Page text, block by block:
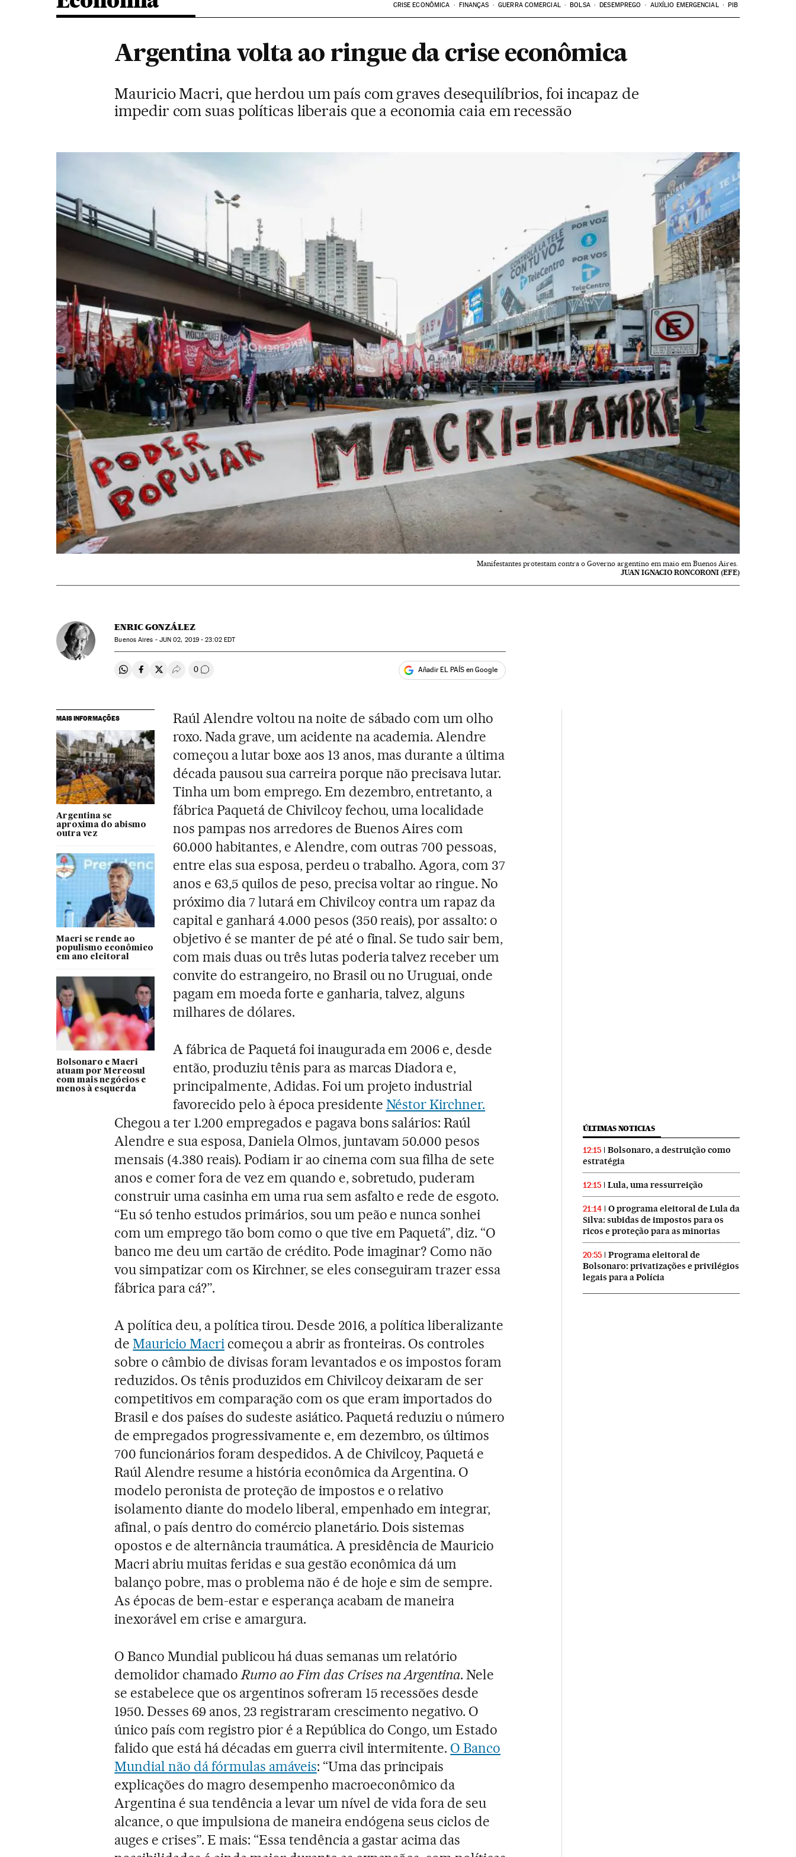
CRISE ECONÔMICA FINANÇAS GUERRA COMERCIAL BOLSA DESEMPREGO AUXÍLIO EMERGENCIAL PIB
Argentina volta ao ringue da crise econômica
Mauricio Macri, que herdou um país com graves desequilíbrios, foi incapaz de
impedir com suas políticas liberais que a economia caia em recessão
Manifestantes protestam contra o Governo argentino em maio em Buenos Aires.
JUAN IGNACIO RONCORONI (EFE)
ENRIC GONZÁLEZ
Buenos Aires - JUN 02, 2019 - 23:02EDT
Compartir en Whatsapp
Compartir en Facebook
Compartir en Twitter
Desplegar Redes Sociales
0 Comentários Añadir EL PAÍS en Google
MAIS INFORMAÇÕES
Argentina se
aproxima do abismo
outra vez
Macri se rende ao
populismo econômico
em ano eleitoral
Bolsonaro e Macri
atuam por Mercosul
com mais negócios e
menos à esquerda
Raúl Alendre voltou na noite de sábado com um olho
roxo. Nada grave, um acidente na academia. Alendre
começou a lutar boxe aos 13 anos, mas durante a última
década pausou sua carreira porque não precisava lutar.
Tinha um bom emprego. Em dezembro, entretanto, a
fábrica Paquetá de Chivilcoy fechou, uma localidade
nos pampas nos arredores de Buenos Aires com
60.000 habitantes, e Alendre, com outras 700 pessoas,
entre elas sua esposa, perdeu o trabalho. Agora, com 37
anos e 63,5 quilos de peso, precisa voltar ao ringue. No
próximo dia 7 lutará em Chivilcoy contra um rapaz da
capital e ganhará 4.000 pesos (350 reais), por assalto: o
objetivo é se manter de pé até o final. Se tudo sair bem,
com mais duas ou três lutas poderia talvez receber um
convite do estrangeiro, no Brasil ou no Uruguai, onde
pagam em moeda forte e ganharia, talvez, alguns
milhares de dólares.
A fábrica de Paquetá foi inaugurada em 2006 e, desde
então, produziu tênis para as marcas Diadora e,
principalmente, Adidas. Foi um projeto industrial
favorecido pelo à época presidente Néstor Kirchner.
Chegou a ter 1.200 empregados e pagava bons salários: Raúl
Alendre e sua esposa, Daniela Olmos, juntavam 50.000 pesos
mensais (4.380 reais). Podiam ir ao cinema com sua filha de sete
anos e comer fora de vez em quando e, sobretudo, puderam
construir uma casinha em uma rua sem asfalto e rede de esgoto.
“Eu só tenho estudos primários, sou um peão e nunca sonhei
com um emprego tão bom como o que tive em Paquetá”, diz. “O
banco me deu um cartão de crédito. Pode imaginar? Como não
vou simpatizar com os Kirchner, se eles conseguiram trazer essa
fábrica para cá?”.
A política deu, a política tirou. Desde 2016, a política liberalizante
deMauricio Macri começou a abrir as fronteiras. Os controles
sobre o câmbio de divisas foram levantados e os impostos foram
reduzidos. Os tênis produzidos em Chivilcoy deixaram de ser
competitivos em comparação com os que eram importados do
Brasil e dos países do sudeste asiático. Paquetá reduziu o número
de empregados progressivamente e, em dezembro, os últimos
700 funcionários foram despedidos. A de Chivilcoy, Paquetá e
Raúl Alendre resume a história econômica da Argentina. O
modelo peronista de proteção de impostos e o relativo
isolamento diante do modelo liberal, empenhado em integrar,
afinal, o país dentro do comércio planetário. Dois sistemas
opostos e de alternância traumática. A presidência de Mauricio
Macri abriu muitas feridas e sua gestão econômica dá um
balanço pobre, mas o problema não é de hoje e sim de sempre.
As épocas de bem-estar e esperança acabam de maneira
inexorável em crise e amargura.
O Banco Mundial publicou há duas semanas um relatório
demolidor chamado Rumo ao Fim das Crises na Argentina. Nele
se estabelece que os argentinos sofreram 15 recessões desde
1950. Desses 69 anos, 23 registraram crescimento negativo. O
único país com registro pior é a República do Congo, um Estado
falido que está há décadas em guerra civil intermitente. O Banco
Mundial não dá fórmulas amáveis: “Uma das principais
explicações do magro desempenho macroeconômico da
Argentina é sua tendência a levar um nível de vida fora de seu
alcance, o que impulsiona de maneira endógena seus ciclos de
auges e crises”. E mais: “Essa tendência a gastar acima das
ÚLTIMAS NOTICIAS
12:15
Bolsonaro, a destruição como
estratégia
12:15 Lula, uma ressurreição
21:14
O programa eleitoral de Lula da
Silva: subidas de impostos para os
ricos e proteção para as minorias
20:55
Programa eleitoral de
Bolsonaro: privatizações e privilégios
legais para a Polícia